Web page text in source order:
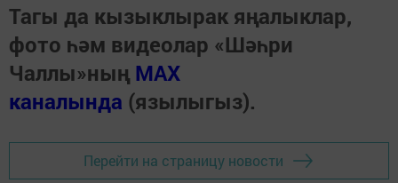
Тагы да кызыклырак яңалыклар,
фото һәм видеолар «Шәһри
Чаллы»ның MAX
каналында (язылыгыз).
Перейти на страницу новости